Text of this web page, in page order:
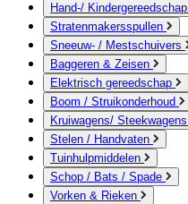
Hand-/ Kindergereedschap
Stratenmakersspullen
Sneeuw- / Mestschuivers
Baggeren & Zeisen
Elektrisch gereedschap
Boom / Struikonderhoud
Kruiwagens/ Steekwagens
Stelen / Handvaten
Tuinhulpmiddelen
Schop / Bats / Spade
Vorken & Rieken